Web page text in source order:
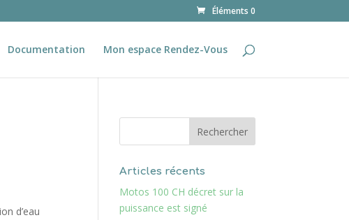
Éléments 0
Documentation Mon espace Rendez-Vous
d’eau
Articles récents
Motos 100 CH décret sur la
puissance est signé